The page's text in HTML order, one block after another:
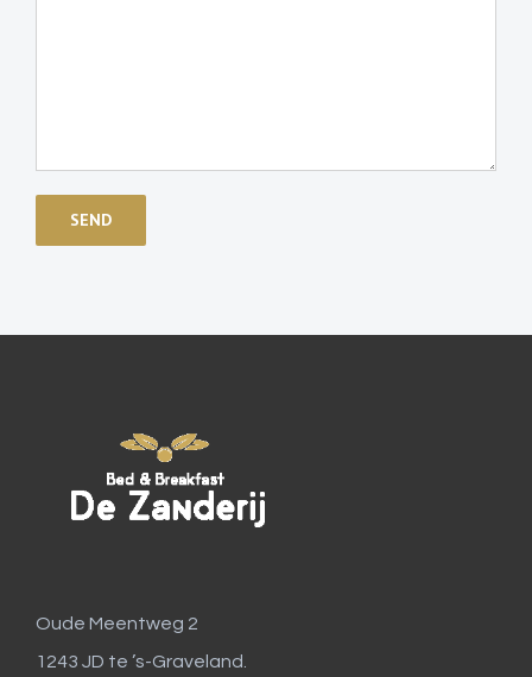
Oude Meentweg 2
1243 JD te ’s-Graveland.